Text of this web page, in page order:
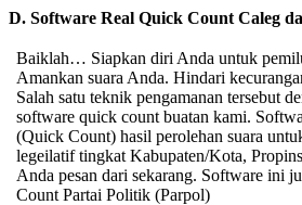
D. Software Real Quick Count Caleg
Baiklah… Siapkan diri Anda untuk
Amankan suara Anda. Hindari
Salah satu teknik pengamanan tersebut
software quick count buatan kami.
(Quick Count) hasil perolehan suara
legeilatif tingkat Kabupaten/Kota,
Anda pesan dari sekarang. Software ini
Count Partai Politik (Parpol)